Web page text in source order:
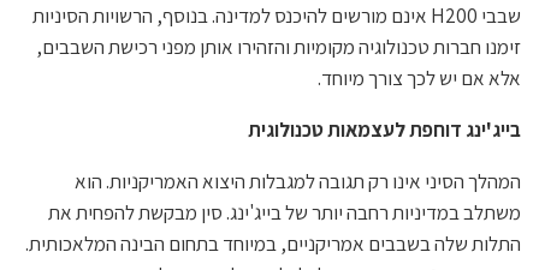
שבבי H200 אינם מורשים להיכנס למדינה. בנוסף, הרשויות הסיניות
זימנו חברות טכנולוגיה מקומיות והזהירו אותן מפני רכישת השבבים,
אלא אם יש לכך צורך מיוחד.
בייג'ינג דוחפת לעצמאות טכנולוגית
המהלך הסיני אינו רק תגובה למגבלות היצוא האמריקניות. הוא
משתלב במדיניות רחבה יותר של בייג'ינג. סין מבקשת להפחית את
התלות שלה בשבבים אמריקניים, במיוחד בתחום הבינה המלאכותית.